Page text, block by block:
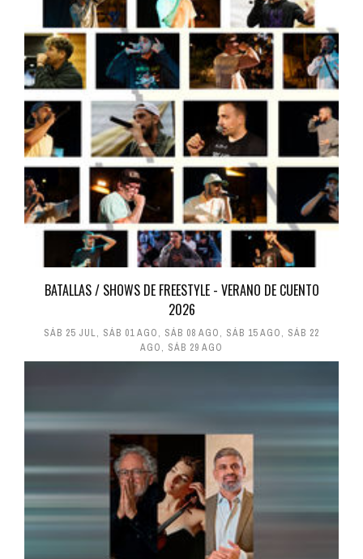
BATALLAS / SHOWS DE FREESTYLE - VERANO DE CUENTO
2026
SÁB 25 JUL, SÁB 01 AGO, SÁB 08 AGO, SÁB 15 AGO, SÁB 22
AGO, SÁB 29 AGO